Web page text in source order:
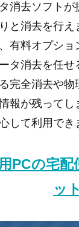
消去ソフトが
と消去を行え
有料オプショ
タ消去を任せ
完全消去や物
報が残ってし
して利用でき
PCの宅
ッ